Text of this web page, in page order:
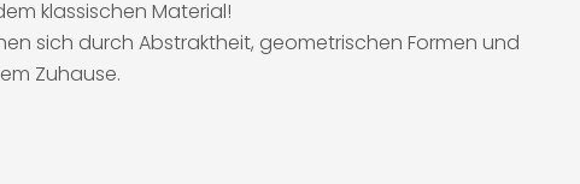
klassischen Material!
sich durch Abstraktheit, geometrischen Formen und
Zuhause.